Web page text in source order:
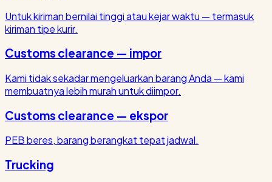
Untuk kiriman bernilai tinggi atau kejar waktu — termasuk
kiriman tipe kurir.
Customs clearance — impor
Kami tidak sekadar mengeluarkan barang Anda — kami
membuatnya lebih murah untuk diimpor.
Customs clearance — ekspor
PEB beres, barang berangkat tepat jadwal.
Trucking